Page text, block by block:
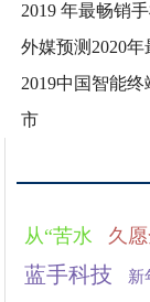
2019 年最畅销
外媒预测2020
2019中国智能
市
从“苦水 久
蓝手科技 新